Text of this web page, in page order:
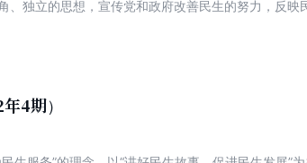
、独立的思想，宣传党和政府改善民生的努力，反映
4期）